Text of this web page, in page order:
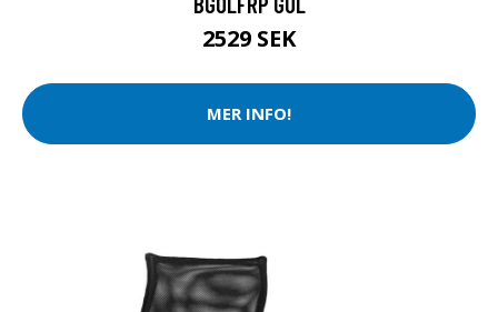
2529 SEK
MER INFO!